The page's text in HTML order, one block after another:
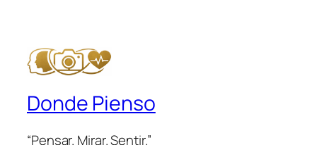
Donde Pienso
“Pensar. Mirar. Sentir.”